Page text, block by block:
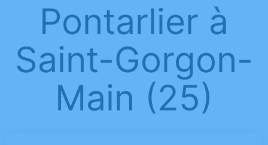
Pontarlier à
Saint-Gorgon-
Main (25)